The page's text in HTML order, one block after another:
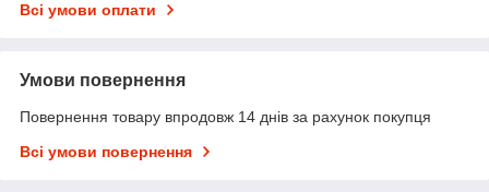
Всі умови оплати
Умови повернення
Повернення товару впродовж 14 днів за рахунок покупця
Всі умови повернення